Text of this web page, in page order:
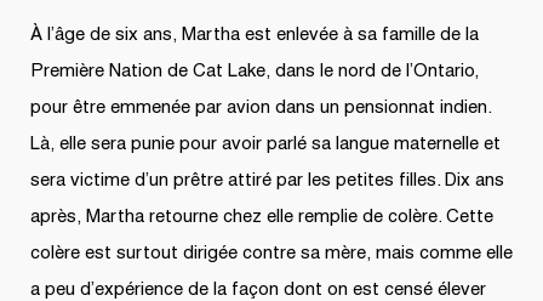
À l’âge de six ans, Martha est enlevée à sa famille de la
Première Nation de Cat Lake, dans le nord de l’Ontario,
pour être emmenée par avion dans un pensionnat indien.
Là, elle sera punie pour avoir parlé sa langue maternelle et
sera victime d’un prêtre attiré par les petites filles. Dix ans
après, Martha retourne chez elle remplie de colère. Cette
colère est surtout dirigée contre sa mère, mais comme elle
a peu d’expérience de la façon dont on est censé élever